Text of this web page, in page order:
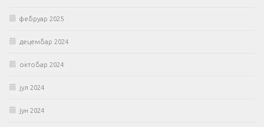
фебруар 2025
децембар 2024
октобар 2024
јул 2024
јун 2024